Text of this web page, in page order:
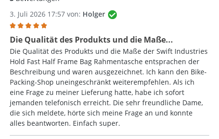
3. Juli 2026 17:57 von: Holger
Bewertung mit 5 von 5 Sternen
Die Qualität des Produkts und die Maße...
Die Qualität des Produkts und die Maße der Swift Industries
Hold Fast Half Frame Bag Rahmentasche entsprachen der
Beschreibung und waren ausgezeichnet. Ich kann den Bike-
Packing-Shop uneingeschränkt weiterempfehlen. Als ich
eine Frage zu meiner Lieferung hatte, habe ich sofort
jemanden telefonisch erreicht. Die sehr freundliche Dame,
die sich meldete, hörte sich meine Frage an und konnte
alles beantworten. Einfach super.